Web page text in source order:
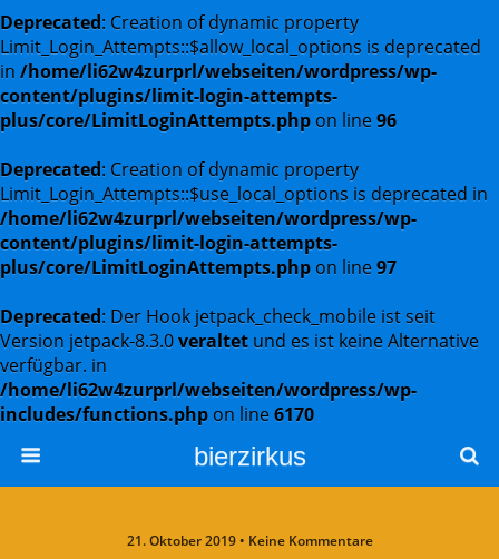
Deprecated: Creation of dynamic property
Limit_Login_Attempts::$allow_local_options is deprecated
in /home/li62w4zurprl/webseiten/wordpress/wp-
content/plugins/limit-login-attempts-
plus/core/LimitLoginAttempts.php on line96
Deprecated: Creation of dynamic property
Limit_Login_Attempts::$use_local_options is deprecated in
/home/li62w4zurprl/webseiten/wordpress/wp-
content/plugins/limit-login-attempts-
plus/core/LimitLoginAttempts.php on line97
Deprecated: Der Hook jetpack_check_mobile ist seit
Version jetpack-8.3.0veraltet und es ist keine Alternative
verfügbar. in
/home/li62w4zurprl/webseiten/wordpress/wp-
includes/functions.php on line6170
bierzirkus
21. Oktober 2019 • Keine Kommentare